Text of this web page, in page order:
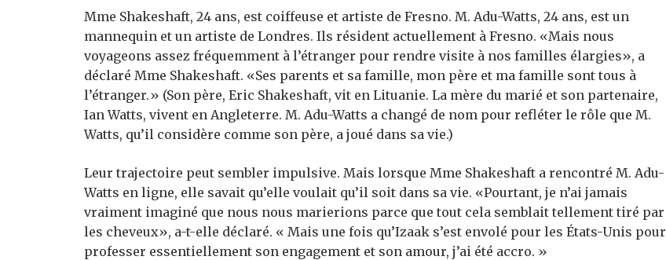
Mme Shakeshaft, 24 ans, est coiffeuse et artiste de Fresno. M. Adu-Watts, 24 ans, est un
mannequin et un artiste de Londres. Ils résident actuellement à Fresno. «Mais nous
voyageons assez fréquemment à l’étranger pour rendre visite à nos familles élargies», a
déclaré Mme Shakeshaft. «Ses parents et sa famille, mon père et ma famille sont tous à
l’étranger.» (Son père, Eric Shakeshaft, vit en Lituanie. La mère du marié et son partenaire,
Ian Watts, vivent en Angleterre. M. Adu-Watts a changé de nom pour refléter le rôle que M.
Watts, qu’il considère comme son père, a joué dans sa vie.)
Leur trajectoire peut sembler impulsive. Mais lorsque Mme Shakeshaft a rencontré M. Adu-
Watts en ligne, elle savait qu’elle voulait qu’il soit dans sa vie. «Pourtant, je n’ai jamais
vraiment imaginé que nous nous marierions parce que tout cela semblait tellement tiré par
les cheveux», a-t-elle déclaré. « Mais une fois qu’Izaak s’est envolé pour les États-Unis pour
professer essentiellement son engagement et son amour, j’ai été accro. »